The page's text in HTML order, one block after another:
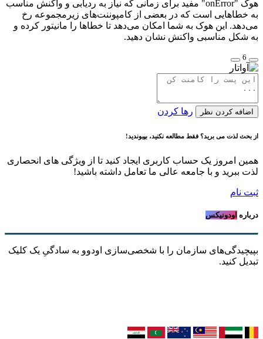
هوک "onError" مفید برای زمانی که نیاز به ردیابی و واکنش مناسب
به خطاهایی است که در بعضی از کامپوننت‌های زیرمجموعه رخ
می‌دهد. این هوک به شما امکان می‌دهد تا خطاها را مانیتور کرده و
به شکل مناسبی واکنش نشان دهید.
6
اضافه کردن نظر رها کردن
از بحث لذت می برید؟ فقط مطالعه نکنید، بپیوندید!
همین امروز یک حساب کاربری ایجاد کنید تا از ویژگی های انحصاری
لذت ببرید و با جامعه عالی ما تعامل داشته باشید!
ثبت نام
درباره اودونیکس
بپیچیدگی‌های سازمان را با شخصی‌سازی اودوو به سادگیِ یک کلیک
تبدیل کنید.